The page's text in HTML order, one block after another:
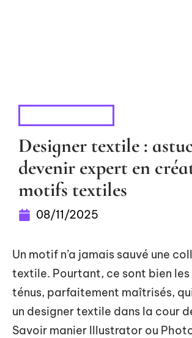
Designer textile :
devenir expert en
motifs textiles
08/11/2025
Un motif n’a jamais sauvé une
textile. Pourtant, ce sont bien
ténus, parfaitement maîtrisés,
un designer textile dans la cour
Savoir manier Illustrator ou